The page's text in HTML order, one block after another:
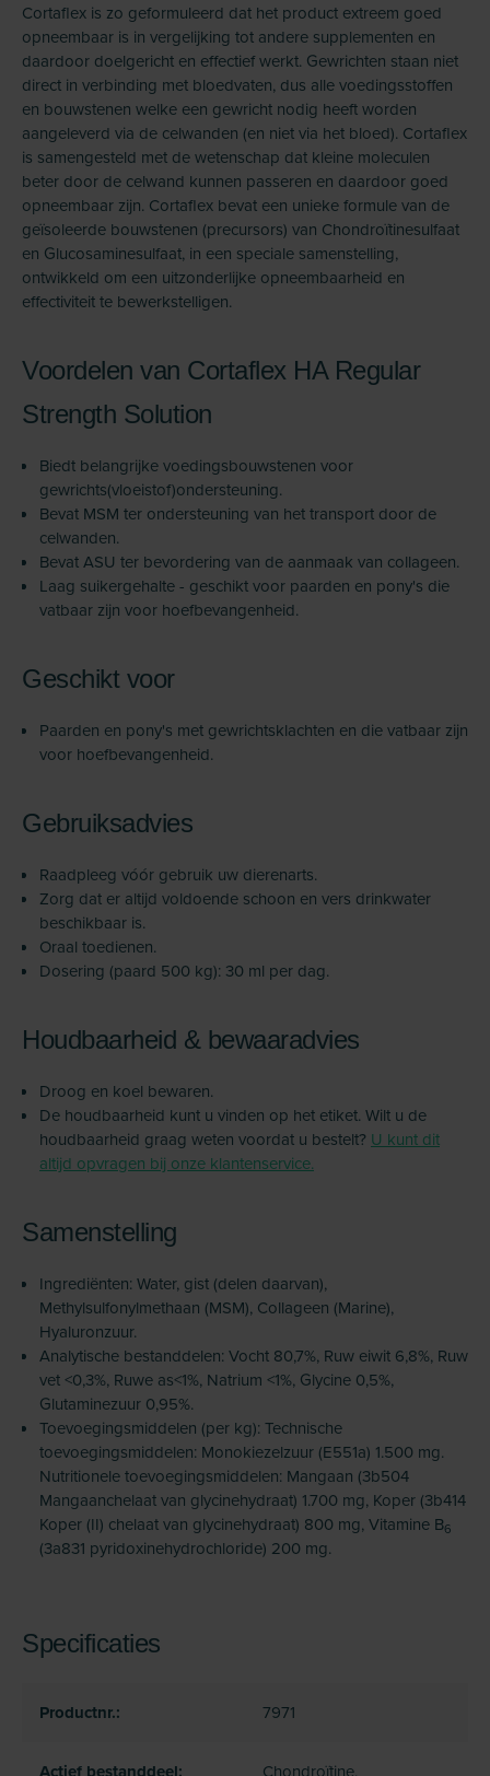
Cortaflex is zo geformuleerd dat het product extreem goed
opneembaar is in vergelijking tot andere supplementen en
daardoor doelgericht en effectief werkt. Gewrichten staan niet
direct in verbinding met bloedvaten, dus alle voedingsstoffen
en bouwstenen welke een gewricht nodig heeft worden
aangeleverd via de celwanden (en niet via het bloed). Cortaflex
is samengesteld met de wetenschap dat kleine moleculen
beter door de celwand kunnen passeren en daardoor goed
opneembaar zijn. Cortaflex bevat een unieke formule van de
geïsoleerde bouwstenen (precursors) van Chondroïtinesulfaat
en Glucosaminesulfaat, in een speciale samenstelling,
ontwikkeld om een uitzonderlijke opneembaarheid en
effectiviteit te bewerkstelligen.
Voordelen van Cortaflex HA Regular
Strength Solution
Biedt belangrijke voedingsbouwstenen voor
gewrichts(vloeistof)ondersteuning.
Bevat MSM ter ondersteuning van het transport door de
celwanden.
Bevat ASU ter bevordering van de aanmaak van collageen.
Laag suikergehalte - geschikt voor paarden en pony's die
vatbaar zijn voor hoefbevangenheid.
Geschikt voor
Paarden en pony's met gewrichtsklachten en die vatbaar zijn
voor hoefbevangenheid.
Gebruiksadvies
Raadpleeg vóór gebruik uw dierenarts.
Zorg dat er altijd voldoende schoon en vers drinkwater
beschikbaar is.
Oraal toedienen.
Dosering (paard 500 kg): 30 ml per dag.
Houdbaarheid & bewaaradvies
Droog en koel bewaren.
De houdbaarheid kunt u vinden op het etiket. Wilt u de
houdbaarheid graag weten voordat u bestelt? U kunt dit
altijd opvragen bij onze klantenservice.
Samenstelling
Ingrediënten: Water, gist (delen daarvan),
Methylsulfonylmethaan (MSM), Collageen (Marine),
Hyaluronzuur.
Analytische bestanddelen: Vocht 80,7%, Ruw eiwit 6,8%, Ruw
vet <0,3%, Ruwe as<1%, Natrium <1%, Glycine 0,5%,
Glutaminezuur 0,95%.
Toevoegingsmiddelen (per kg): Technische
toevoegingsmiddelen: Monokiezelzuur (E551a) 1.500 mg.
Nutritionele toevoegingsmiddelen: Mangaan (3b504
Mangaanchelaat van glycinehydraat) 1.700 mg, Koper (3b414
Koper (II) chelaat van glycinehydraat) 800 mg, Vitamine B6
(3a831 pyridoxinehydrochloride) 200 mg.
Specificaties
Productnr.: 7971
Chondroïtine,